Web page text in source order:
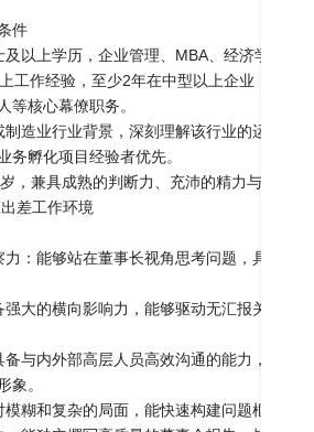
件
以上学历，企业管理、MBA、经济学、物
工作经验，至少2年在中型以上企业（营收
等核心幕僚职务。
造业行业背景，深刻理解该行业的运营模
务孵化项目经验者优先。
，兼具成熟的判断力、充沛的精力与丰富的
差工作环境
：能够站在董事长视角思考问题，具备出
大的横向影响力，能够驱动无汇报关系的
与内外部高层人员高效沟通的能力，形象
象。
糊和复杂的局面，能快速构建问题框架，